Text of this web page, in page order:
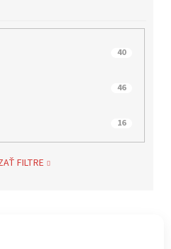
40
46
16
FILTRE